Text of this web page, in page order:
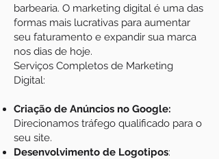
barbearia. O marketing digital é uma das
formas mais lucrativas para aumentar
seu faturamento e expandir sua marca
nos dias de hoje.
Serviços Completos de Marketing
Digital:
Criação de Anúncios no Google:
Direcionamos tráfego qualificado para o
seu site.
Desenvolvimento de Logotipos: